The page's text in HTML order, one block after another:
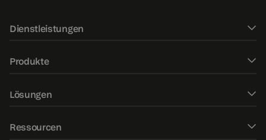
Dienstleistungen
FinTech-Beratung
Produkte
DXtrade XT
Lösungen
Ressourcen